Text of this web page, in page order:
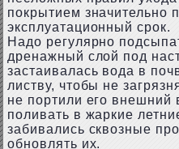
покрытием значительно
эксплуатационный срок.
Надо регулярно
дренажный слой под
застаивалась вода в
листву, чтобы не
не портили его внешний
поливать в жаркие
забивались сквозные
обновлять их.